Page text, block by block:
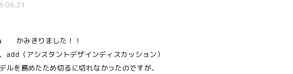
かみきりました！！
add（アシスタントデザインディスカッション）
ルを務めたため切るに切れなかったのですが、